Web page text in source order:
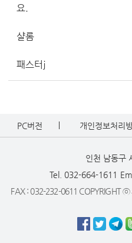
요.
샬롬
패스터j
PC버전 개인정보처리
인천 남동구
Tel. 032-664-1611
FAX : 032-232-0611 COPYRIGHT ⓒ